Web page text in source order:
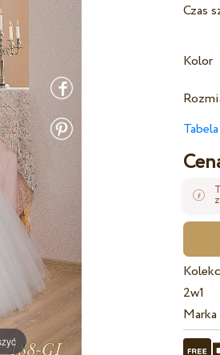
Czas
Kolor
2w1
Marka